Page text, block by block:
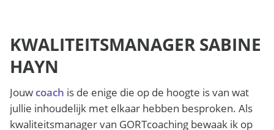
KWALITEITSMANAGER SABINE
HAYN
Jouw coach is de enige die op de hoogte is van wat
jullie inhoudelijk met elkaar hebben besproken. Als
kwaliteitsmanager van GORTcoaching bewaak ik op